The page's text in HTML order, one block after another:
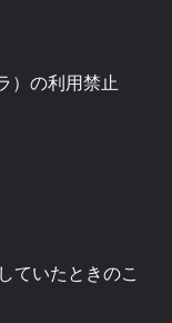
）の利用禁止
ていたときのこ